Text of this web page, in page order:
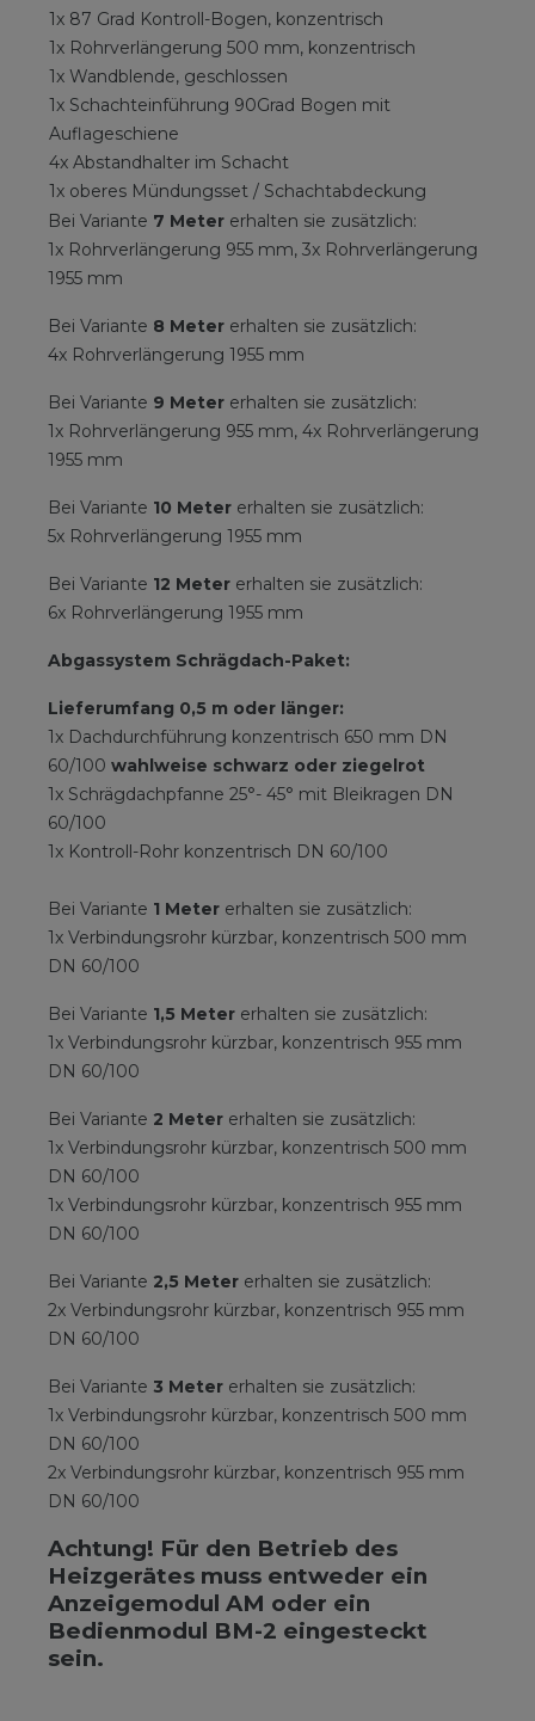
1x 87 Grad Kontroll-Bogen, konzentrisch
1x Rohrverlängerung 500 mm, konzentrisch
1x Wandblende, geschlossen
1x Schachteinführung 90Grad Bogen mit
Auflageschiene
4x Abstandhalter im Schacht
1x oberes Mündungsset / Schachtabdeckung
Bei Variante 7 Meter erhalten sie zusätzlich:
1x Rohrverlängerung 955 mm, 3x Rohrverlängerung
1955 mm
Bei Variante 8 Meter erhalten sie zusätzlich:
4x Rohrverlängerung 1955 mm
Bei Variante 9 Meter erhalten sie zusätzlich:
1x Rohrverlängerung 955 mm, 4x Rohrverlängerung
1955 mm
Bei Variante 10 Meter erhalten sie zusätzlich:
5x Rohrverlängerung 1955 mm
Bei Variante 12 Meter erhalten sie zusätzlich:
6x Rohrverlängerung 1955 mm
Abgassystem Schrägdach-Paket:
Lieferumfang 0,5 m oder länger:
1x Dachdurchführung konzentrisch 650 mm DN
60/100 wahlweise schwarz oder ziegelrot
1x Schrägdachpfanne 25°- 45° mit Bleikragen DN
60/100
1x Kontroll-Rohr konzentrisch DN 60/100
Bei Variante 1 Meter erhalten sie zusätzlich:
1x Verbindungsrohr kürzbar, konzentrisch 500 mm
DN 60/100
Bei Variante 1,5 Meter erhalten sie zusätzlich:
1x Verbindungsrohr kürzbar, konzentrisch 955 mm
DN 60/100
Bei Variante 2 Meter erhalten sie zusätzlich:
1x Verbindungsrohr kürzbar, konzentrisch 500 mm
DN 60/100
1x Verbindungsrohr kürzbar, konzentrisch 955 mm
DN 60/100
Bei Variante 2,5 Meter erhalten sie zusätzlich:
2x Verbindungsrohr kürzbar, konzentrisch 955 mm
DN 60/100
Bei Variante 3 Meter erhalten sie zusätzlich:
1x Verbindungsrohr kürzbar, konzentrisch 500 mm
DN 60/100
2x Verbindungsrohr kürzbar, konzentrisch 955 mm
DN 60/100
Achtung! Für den Betrieb des
Heizgerätes muss entweder ein
Anzeigemodul AM oder ein
Bedienmodul BM-2 eingesteckt
sein.